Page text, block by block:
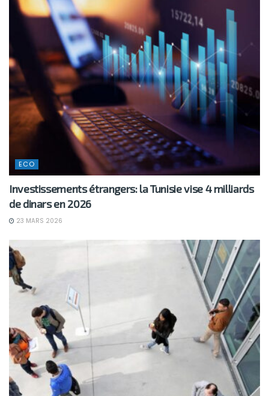
ECO
Investissements étrangers: la Tunisie vise 4 milliards
de dinars en 2026
23 MARS 2026